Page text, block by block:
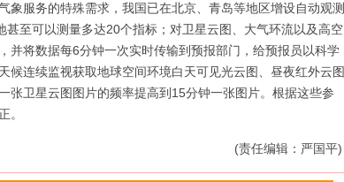
服务的特殊需求，我国已在北京、青岛等地区增设自动观测
甚至可以测量多达20个指标；对卫星云图、大气环流以及高空
并将数据每6分钟一次实时传输到预报部门，给预报员以科学
候连续监视获取地球空间环境白天可见光云图、昼夜红外云图
张卫星云图图片的频率提高到15分钟一张图片。根据这些参
。
(责任编辑：严国平)